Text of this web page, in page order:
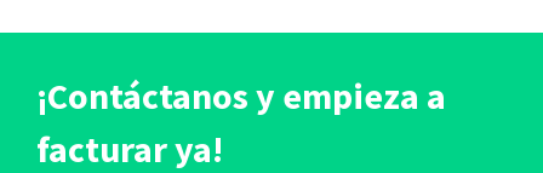
¡Contáctanos y empieza a
facturar ya!